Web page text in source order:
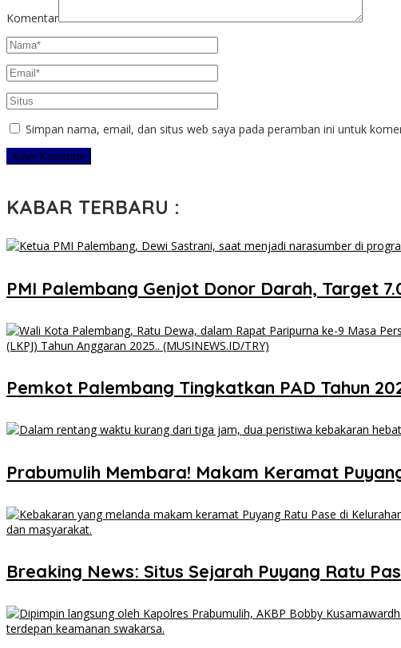
Komentar
Simpan nama, email, dan situs web saya pada peramban ini untuk
KABAR TERBARU :
PMI Palembang Genjot Donor Darah, Target
Pemkot Palembang Tingkatkan PAD Tahun
Prabumulih Membara! Makam Keramat
Breaking News: Situs Sejarah Puyang Ratu